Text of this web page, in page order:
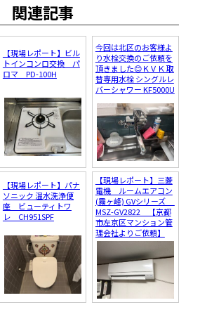
関連記事
【現場レポート】ビル
トインコンロ交換 パ
ロマ PD-100H
今回は北区のお客様よ
り水栓交換のご依頼を
頂きました😊ＫＶＫ 取
替専用水栓 シングルレ
バーシャワー KF5000U
【現場レポート】パナ
ソニック 温水洗浄便
座 ビューティトワ
レ CH951SPF
【現場レポート】三菱
電機 ルームエアコン
(霧ヶ峰) GVシリーズ
MSZ-GV2822 【京都
市左京区マンション管
理会社よりご依頼】